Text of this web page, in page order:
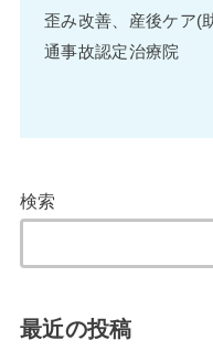
歪み改善、産後ケア(
通事故認定治療院
検索
最近の投稿